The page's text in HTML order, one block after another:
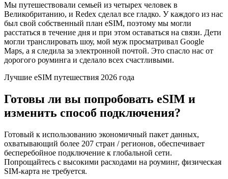
Мы путешествовали семьей из четырех человек в
Великобританию, и Redex сделал все гладко. У каждого из нас
был свой собственный план eSIM, поэтому мы могли
расстаться в течение дня и при этом оставаться на связи. Дети
могли транслировать шоу, мой муж просматривал Google
Maps, а я следила за электронной почтой. Это спасло нас от
дорогого роуминга и сделало всех счастливыми.
Лучшие eSIM путешествия 2026 года
Готовы ли вы попробовать eSIM и
изменить способ подключения?
Готовый к использованию экономичный пакет данных,
охватывающий более 207 стран / регионов, обеспечивает
бесперебойное подключение к глобальной сети.
Попрощайтесь с высокими расходами на роуминг, физическая
SIM-карта не требуется.